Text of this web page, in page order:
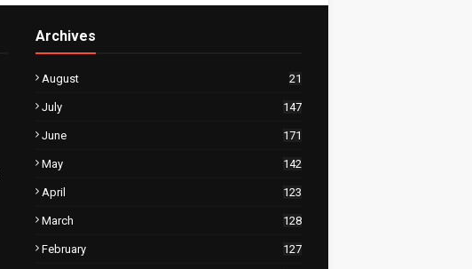
Archives
August 21
July 147
June 171
May 142
April 123
March 128
February 127